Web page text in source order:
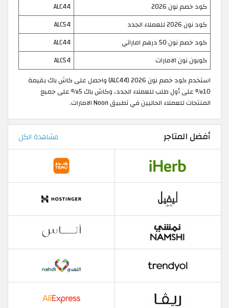
كود خصم نون 2026
ALC44
كود نون 2026 للعملاء الجدد
ALC54
كود خصم نون 50 درهم اماراتي
ALC44
كوبون نون الامارات
ALC54
استخدم كود خصم نون 2026 (ALC44) واحصل على كاش باك بقيمة
10% على أول طلب للعملاء الجدد، وكاش باك 5% على جميع
المنتجات للعملاء الحاليين في تطبيق Noon الامارات.
أفضل المتاجر مشاهدة الكل